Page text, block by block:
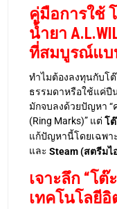
คู่มือการใช้
น้ำยา
ที่สมบูรณ์แบ
ทำไมต้องลงทุนกับโ
ธรรมดาหรือใช้แค่ปื
มักจบลงด้วยปัญหา “
(Ring Marks)” แต่โ
แก้ปัญหานี้โดยเฉพา
และSteam (สตรีมไ
เจาะลึก “โต๊
เทคโนโลยี